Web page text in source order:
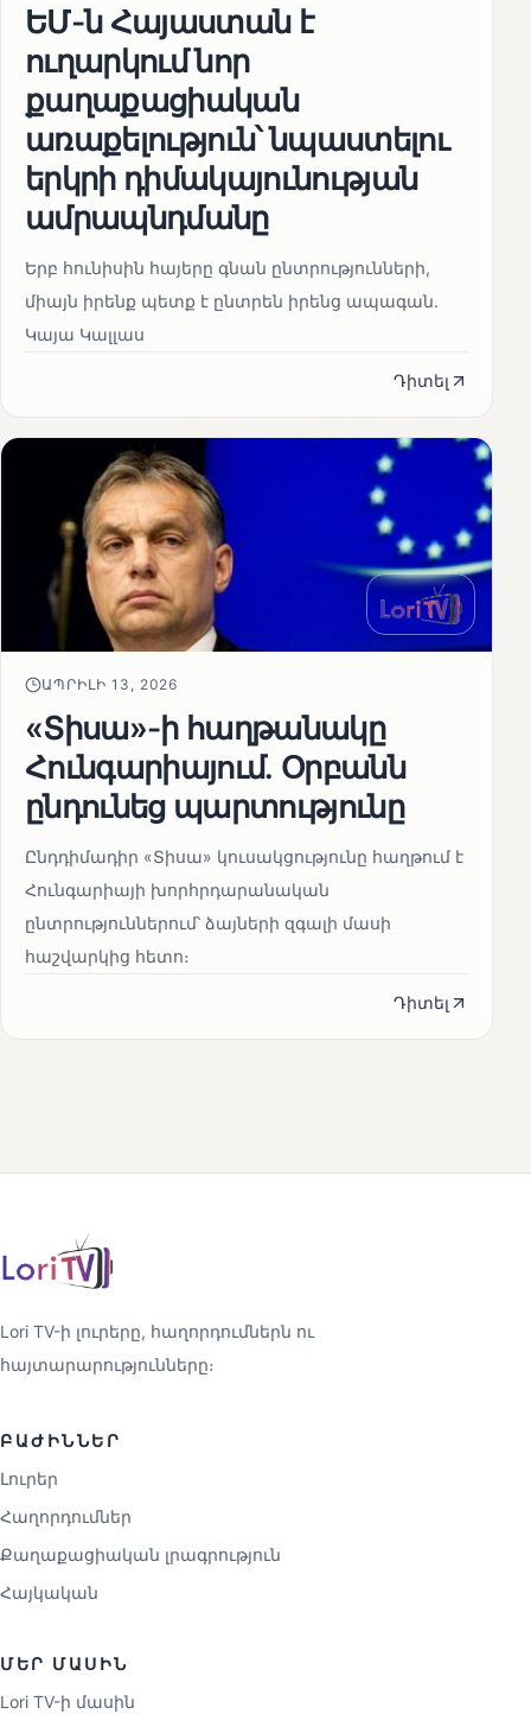
ԵՄ-ն Հայաստան է
ուղարկում նոր
քաղաքացիական
առաքելություն՝ նպաստելու
երկրի դիմակայունության
ամրապնդմանը
Երբ հունիսին հայերը գնան ընտրությունների,
միայն իրենք պետք է ընտրեն իրենց ապագան.
Կայա Կալլաս
Դիտել
ԱՊՐԻԼԻ 13, 2026
«Տիսա»-ի հաղթանակը
Հունգարիայում․ Օրբանն
ընդունեց պարտությունը
Ընդդիմադիր «Տիսա» կուսակցությունը հաղթում է
Հունգարիայի խորհրդարանական
ընտրություններում՝ ձայների զգալի մասի
հաշվարկից հետո։
Դիտել
Lori TV-ի լուրերը, հաղորդումներն ու
հայտարարությունները։
ԲԱԺԻՆՆԵՐ
Լուրեր
Հաղորդումներ
Քաղաքացիական լրագրություն
Հայկական
ՄԵՐ ՄԱՍԻՆ
Lori TV-ի մասին